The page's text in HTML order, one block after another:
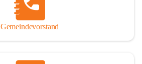
Gemeindevorstand